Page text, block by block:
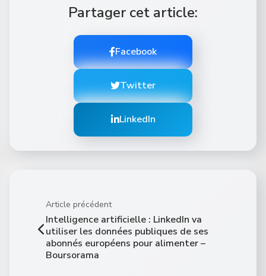
Partager cet article:
Facebook
Twitter
LinkedIn
Article précédent
Intelligence artificielle : LinkedIn va
utiliser les données publiques de ses
abonnés européens pour alimenter –
Boursorama